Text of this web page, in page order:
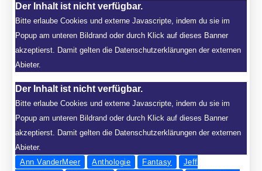
Der Inhalt ist nicht verfügbar.
Bitte erlaube Cookies und externe Javascripte, indem du sie im
Popup am unteren Bildrand oder durch Klick auf dieses Banner
akzeptierst. Damit gelten die Datenschutzerklärungen der externen
Abieter.
Der Inhalt ist nicht verfügbar.
Bitte erlaube Cookies und externe Javascripte, indem du sie im
Popup am unteren Bildrand oder durch Klick auf dieses Banner
akzeptierst. Damit gelten die Datenschutzerklärungen der externen
Abieter.
Ann VanderMeer
Anthologie Fantasy
Jeff